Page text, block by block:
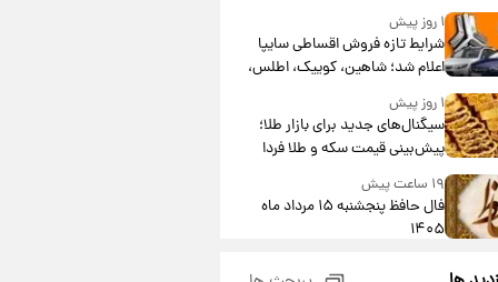
۱ روز پیش
شرایط تازه فروش اقساطی سایپا
اعلام شد؛ شاهین، کوییک، اطلس،
سهند و ساینا با اقساط بلندمدت +
جدول۱ روز پیش
سیگنال‌های جدید برای بازار طلا؛
پیش‌بینی قیمت سکه و طلا فردا
۱۹ ساعت پیش
فال حافظ پنجشنبه ۱۵ مرداد ماه
۱۴۰۵